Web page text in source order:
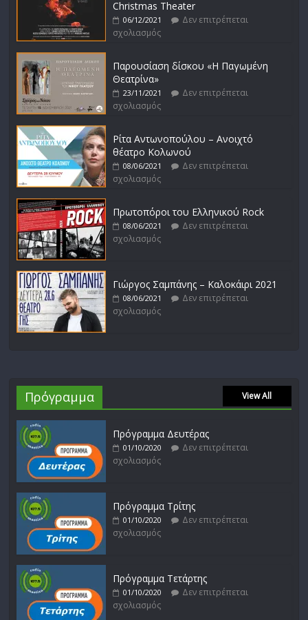
Christmas Theater
06/12/2021
Δεν επιτρέπεται
σχολιασμός
Παρουσίαση δίσκου «Η Παγωμένη
Θεατρίνα»
23/11/2021
Δεν επιτρέπεται
σχολιασμός
Ρίτα Αντωνοπούλου – Ανοιχτό
θέατρο Κολωνού
08/06/2021
Δεν επιτρέπεται
σχολιασμός
Πρωτοπόροι του Ελληνικού Rock
08/06/2021
Δεν επιτρέπεται
σχολιασμός
Γιώργος Σαμπάνης – Καλοκάιρι 2021
08/06/2021
Δεν επιτρέπεται
σχολιασμός
Πρόγραμμα View All
Πρόγραμμα Δευτέρας
01/10/2020
Δεν επιτρέπεται
σχολιασμός
Πρόγραμμα Τρίτης
01/10/2020
Δεν επιτρέπεται
σχολιασμός
Πρόγραμμα Τετάρτης
01/10/2020
Δεν επιτρέπεται
σχολιασμός